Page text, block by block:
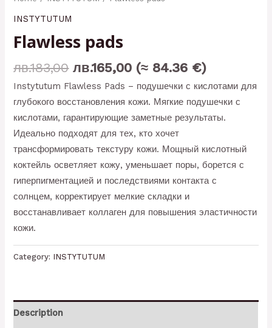
INSTYTUTUM
Flawless pads
лв.183,00 лв.165,00 (≈ 84.36 €)
Instytutum Flawless Pads – подушечки с кислотами для
глубокого восстановления кожи. Мягкие подушечки с
кислотами, гарантирующие заметные результаты.
Идеально подходят для тех, кто хочет
трансформировать текстуру кожи. Мощный кислотный
коктейль осветляет кожу, уменьшает поры, борется с
гиперпигментацией и последствиями контакта с
солнцем, корректирует мелкие складки и
восстанавливает коллаген для повышения эластичности
кожи.
Category: INSTYTUTUM
Description